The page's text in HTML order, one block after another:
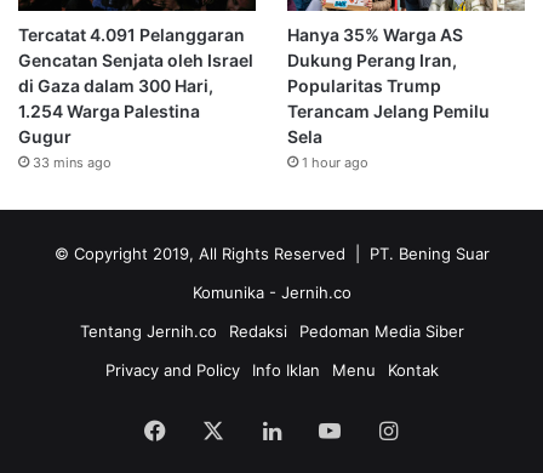
Tercatat 4.091 Pelanggaran
Gencatan Senjata oleh Israel
di Gaza dalam 300 Hari,
1.254 Warga Palestina
Gugur
33 mins ago
Hanya 35% Warga AS
Dukung Perang Iran,
Popularitas Trump
Terancam Jelang Pemilu
Sela
1 hour ago
© Copyright 2019, All Rights Reserved | PT. Bening Suar
Komunika - Jernih.co
Tentang Jernih.co
Redaksi
Pedoman Media Siber
Privacy and Policy
Info Iklan Menu Kontak
Facebook LinkedInYouTubeInstagram